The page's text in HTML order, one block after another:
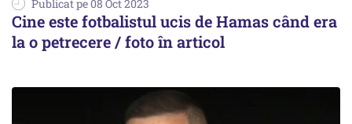
Publicat pe 08 Oct 2023
Cine este fotbalistul ucis de Hamas când era
la o petrecere / foto în articol